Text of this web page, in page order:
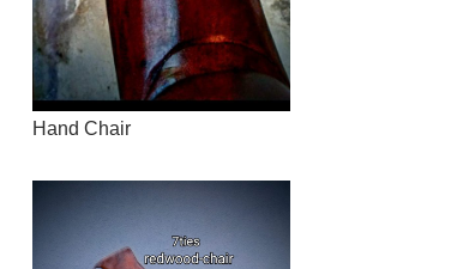
Hand Chair